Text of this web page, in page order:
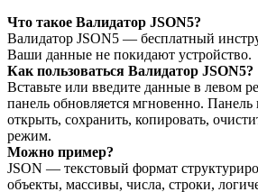
Что такое Валидатор JSON5?
Валидатор JSON5 — бесплатный
Ваши данные не покидают устройство.
Как пользоваться Валидатор JSON5?
Вставьте или введите данные в левом
панель обновляется мгновенно. Панель
открыть, сохранить, копировать,
режим.
Можно пример?
JSON — текстовый формат
объекты, массивы, числа, строки,